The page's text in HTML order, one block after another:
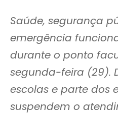
Saúde, segurança
emergência
durante o ponto
segunda-feira (29).
escolas e parte dos
suspendem o